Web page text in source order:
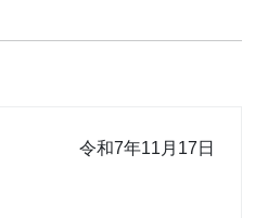
令和7年11月17日